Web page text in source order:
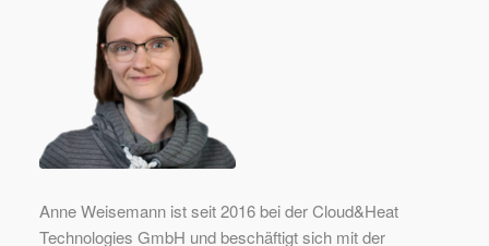
Anne Weisemann ist seit 2016 bei der Cloud&Heat
Technologies GmbH und beschäftigt sich mit der